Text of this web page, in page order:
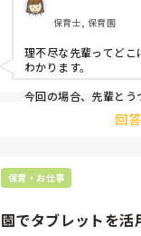
そしたら夕方、園長に
と言われ、変な声を出
連絡帳送ってないのに
ラスのことよちゃんと
が…
タブレット返せって
か？タブレットを持っ
いがあってもいいと思
ってるんだから、タブ
良くないですか？
保育士, 保育園
理不尽な先輩ってどこ
わかります。
今回の場合、先輩とう
タブレット持ってる
ですが、ないから送ら
声をかけるべきだと感
個人的には、園長と
クラスのこと、ちゃ
回
保育・お仕事
園でタブレットを活